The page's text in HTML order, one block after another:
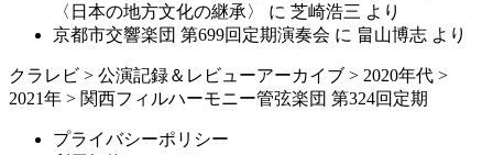
〈日本の地方文化の継承〉
に 芝崎浩三 より
京都市交響楽団 第699回定期演奏会 に 畠山博志 より
クラレビ > 公演記録＆レビューアーカイブ > 2020年代 >
2021年 > 関西フィルハーモニー管弦楽団 第324回定期
プライバシーポリシー